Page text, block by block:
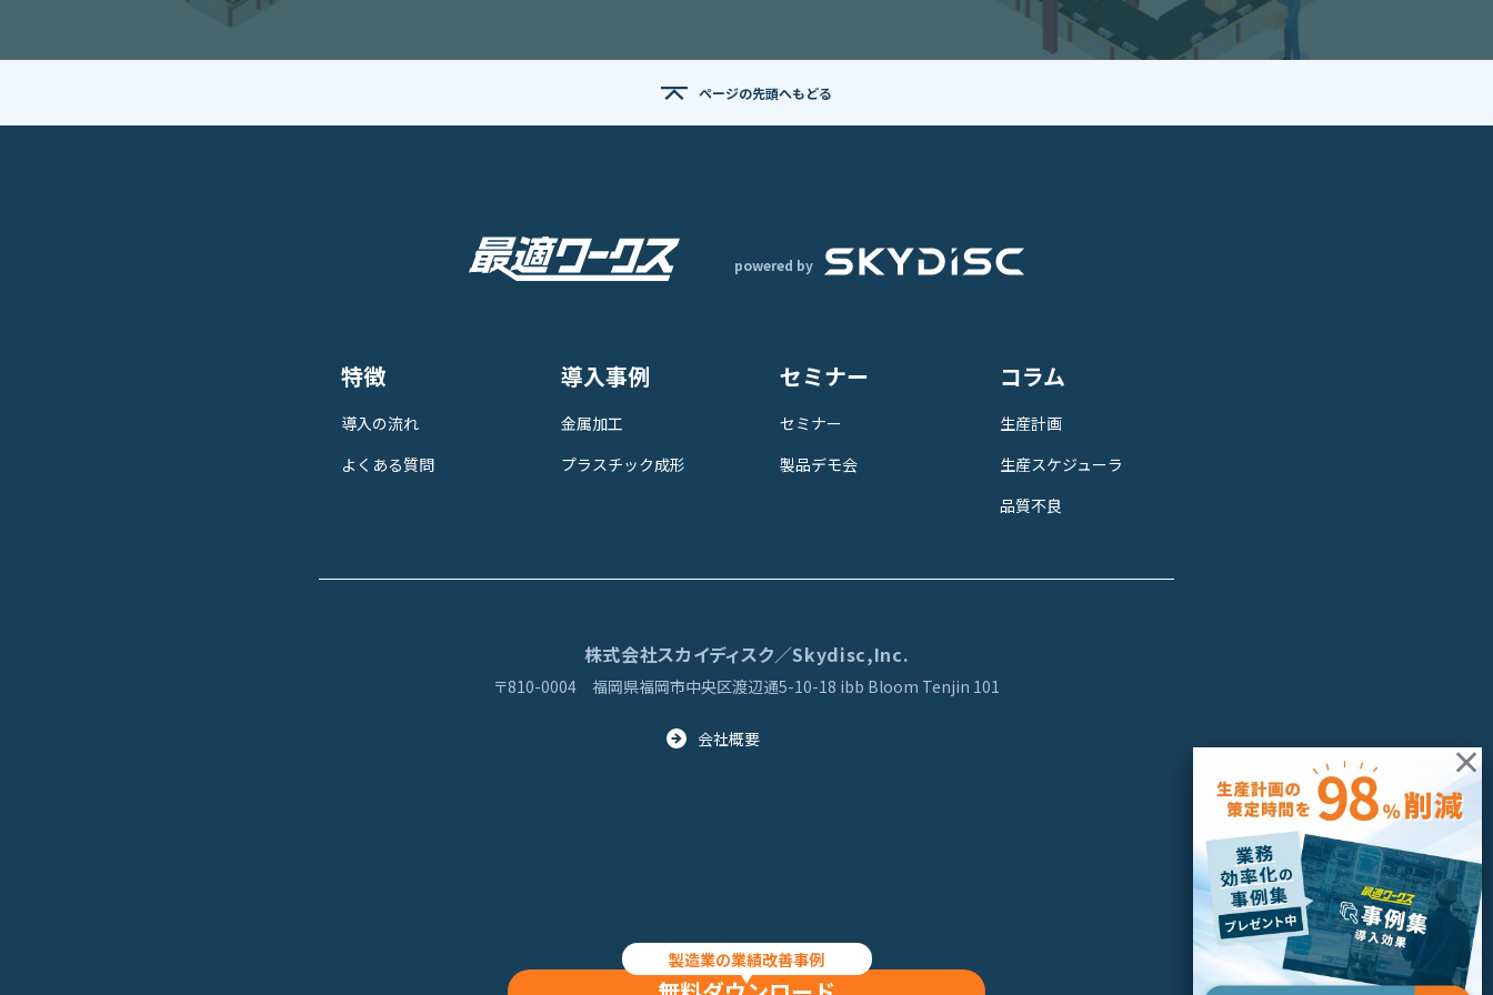
ページの先頭へもどる
powered by
特徴
導入の流れ
よくある質問
導入事例
金属加工
プラスチック成形
セミナー
セミナー
製品デモ会
コラム
生産計画
生産スケジューラ
品質不良
株式会社スカイディスク／Skydisc,Inc.
〒810-0004 福岡県福岡市中央区渡辺通5-10-18 ibb Bloom Tenjin 101
会社概要
製造業の業績改善事例
© 2013 Skydisc, Inc. All Rights Reserved
×